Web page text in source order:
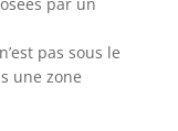
pas sous le
une zone